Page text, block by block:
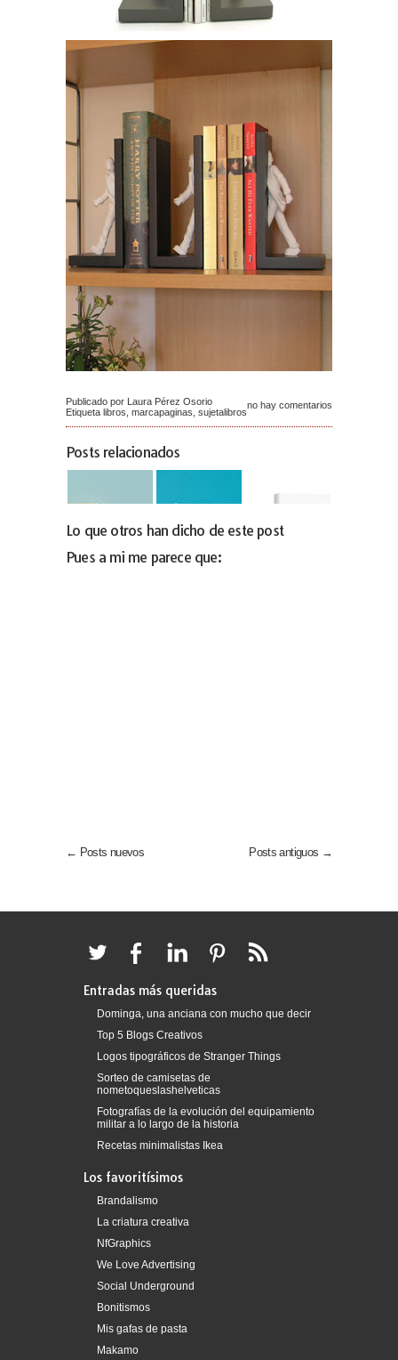
Publicado por Laura Pérez Osorio
Etiqueta libros marcapaginas sujetalibros
no hay comentarios
Posts relacionados
Lo que otros han dicho de este post
Pues a mi me parece que:
← Posts nuevos Posts antiguos →
Entradas más queridas
Dominga, una anciana con mucho que decir
Top 5 Blogs Creativos
Logos tipográficos de Stranger Things
Sorteo de camisetas de
nometoqueslashelveticas
Fotografías de la evolución del equipamiento
militar a lo largo de la historia
Recetas minimalistas Ikea
Los favoritísimos
Brandalismo
La criatura creativa
NfGraphics
We Love Advertising
Social Underground
Bonitismos
Mis gafas de pasta
Makamo